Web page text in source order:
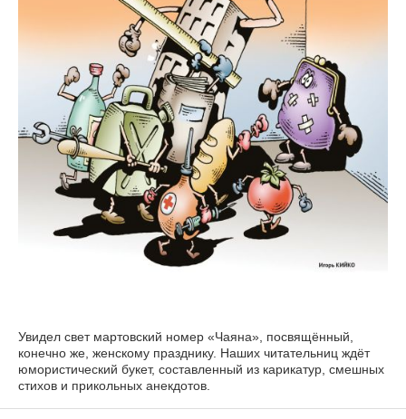
Увидел свет мартовский номер «Чаяна», посвящённый,
конечно же, женскому празднику. Наших читательниц ждёт
юмористический букет, составленный из карикатур, смешных
стихов и прикольных анекдотов.